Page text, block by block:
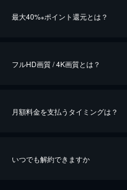
最大40%※ポイント還元とは？
※40％ポイント還元の対象は、クレジット
フルHD画質 / 4K画質とは？
月額料金を支払うタイミングは？
いつでも解約できますか